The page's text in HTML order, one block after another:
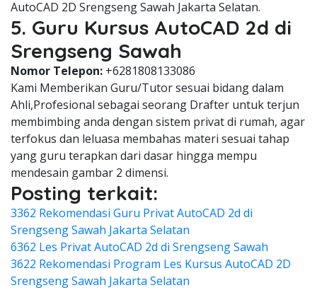
AutoCAD 2D Srengseng Sawah Jakarta Selatan.
5. Guru Kursus AutoCAD 2d di
Srengseng Sawah
Nomor Telepon: +6281808133086
Kami Memberikan Guru/Tutor sesuai bidang dalam
Ahli,Profesional sebagai seorang Drafter untuk terjun
membimbing anda dengan sistem privat di rumah, agar
terfokus dan leluasa membahas materi sesuai tahap
yang guru terapkan dari dasar hingga mempu
mendesain gambar 2 dimensi.
Posting terkait:
3362 Rekomendasi Guru Privat AutoCAD 2d di
Srengseng Sawah Jakarta Selatan
6362 Les Privat AutoCAD 2d di Srengseng Sawah
3622 Rekomendasi Program Les Kursus AutoCAD 2D
Srengseng Sawah Jakarta Selatan